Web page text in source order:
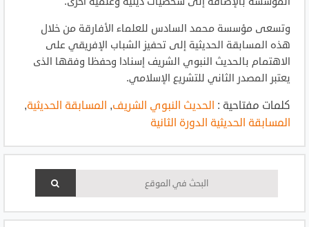
وتسعى مؤسسة محمد السادس للعلماء الأفارقة من خلال
هذه المسابقة الحديثية إلى تحفيز الشباب الإفريقي على
الاهتمام بالحديث النبوي الشريف إسنادا وحفظا وفقها الذى
يعتبر المصدر الثاني للتشريع الإسلامي.
كلمات مفتاحية : الحديث النبوي الشريف, المسابقة الحديثية,
المسابقة الحديثية الدورة الثانية